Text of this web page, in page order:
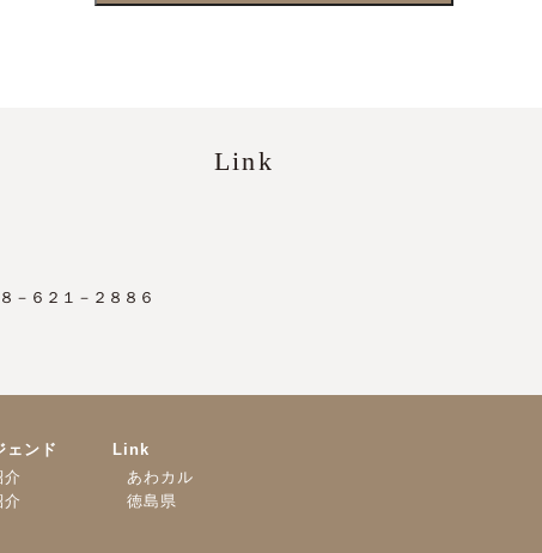
６２１－２８８６
Link
ェンド
介
Link
あわカル
徳島県